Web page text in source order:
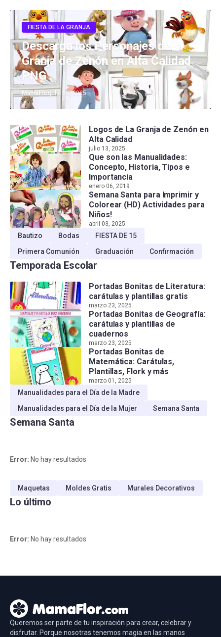
FIESTA DE LA GRANJA
Descarga los Personajes de la
Granja de Zenón en Alta Calidad
PNG
MamaFlorjulio 13, 2025
Logos de La Granja de Zenón en
Alta Calidad
julio 13, 2025
Que son las Manualidades:
Concepto, Historia, Tipos e
Importancia
enero 06, 2019
Semana Santa para Imprimir y
Colorear (HD) Actividades para
Niños!
abril 03, 2025
Bautizo Bodas
FIESTA DE 15
Primera Comunión
Graduación Confirmación
Temporada Escolar
Portadas Bonitas de Literatura:
carátulas y plantillas gratis
marzo 23, 2025
Portadas Bonitas de Geografía:
carátulas y plantillas de
cuadernos
marzo 23, 2025
Portadas Bonitas de
Matemática: Carátulas,
Plantillas, Flork y más
marzo 01, 2025
Manualidades para el Día de la Madre
Manualidades para el Día de la Mujer
Semana Santa
Semana Santa
Error: No hay resultados
Maquetas Moldes Gratis Murales Decorativos
Lo último
Error: No hay resultados
Queremos ser parte de tu inspiración para crear, celebrar y
disfrutar. Porque nosotras tenemos magia en las manos